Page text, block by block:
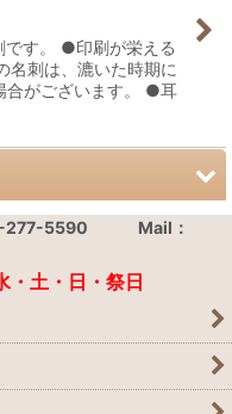
す。 ●印刷が栄える
名刺は、漉いた時期に
合がございます。 ●耳
277-5590 Mail：
土・日・祭日